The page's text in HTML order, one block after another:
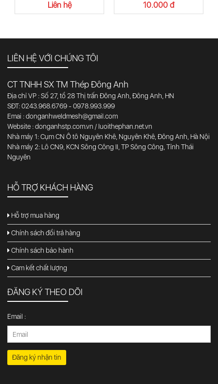
Liên hệ
10.000 đ
LIÊN HỆ VỚI CHÚNG TÔI
CT TNHH SX TM Thép Đông Anh
Địa chỉ VP : Số 27, tổ 28 Thị trấn Đông Anh, Đông Anh, HN
SĐT: 0243.968.6769 - 0978.993.999
Emai : donganhweldmesh@gmail.com
Website : donganhstp.com.vn / luoithephan.net.vn
Nhà máy 1: Cụm CN Ô tô Nguyên Khê, Nguyên Khê, Đông Anh, Hà Nội
Nhà máy 2: Lô CN9, KCN Sông Công II, TP Sông Công, Tỉnh Thái
Nguyên
HỖ TRỢ KHÁCH HÀNG
Hỗ trợ mua hàng
Chính sách đổi trả hàng
Chính sách bảo hành
Cam kết chất lượng
ĐĂNG KÝ THEO DÕI
Email :
Đăng ký nhận tin